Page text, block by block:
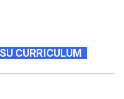
CURRICULUM